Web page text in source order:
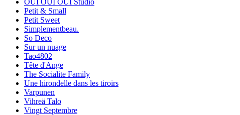
Petit & Small
Petit Sweet
Simplementbeau.
So Deco
Sur un nuage
Tao4802
Tête d'Ange
The Socialite Family
Une hirondelle dans les tiroirs
Varpunen
Vihreä Talo
Vingt Septembre